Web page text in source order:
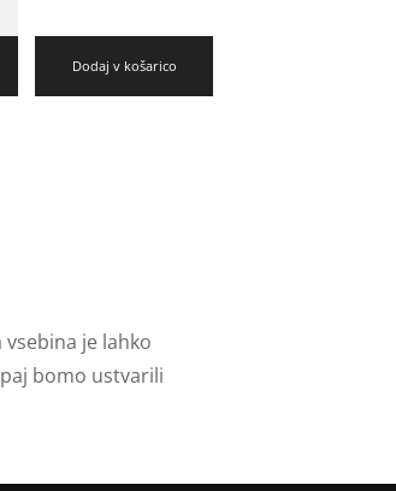
Dodaj v košarico
je lahko
bomo ustvarili